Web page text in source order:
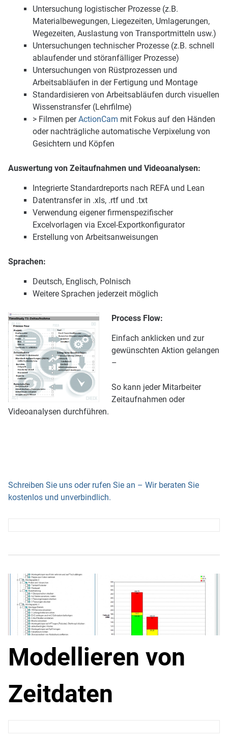
Untersuchung logistischer Prozesse (z.B.
Materialbewegungen, Liegezeiten, Umlagerungen,
Wegezeiten, Auslastung von Transportmitteln usw.)
Untersuchungen technischer Prozesse (z.B. schnell
ablaufender und störanfälliger Prozesse)
Untersuchungen von Rüstprozessen und
Arbeitsabläufen in der Fertigung und Montage
Standardisieren von Arbeitsabläufen durch visuellen
Wissenstransfer (Lehrfilme)
> Filmen perActionCam mit Fokus auf den Händen
oder nachträgliche automatische Verpixelung von
Gesichtern und Köpfen
Auswertung von Zeitaufnahmen und Videoanalysen:
Integrierte Standardreports nach REFA und Lean
Datentransfer in .xls, .rtf und .txt
Verwendung eigener firmenspezifischer
Excelvorlagen via Excel-Exportkonfigurator
Erstellung von Arbeitsanweisungen
Sprachen:
Deutsch, Englisch, Polnisch
Weitere Sprachen jederzeit möglich
Process Flow:
Einfach anklicken und zur
gewünschten Aktion gelangen
–
So kann jeder Mitarbeiter
Zeitaufnahmen oder
Videoanalysen durchführen.
Schreiben Sie uns oder rufen Sie an – Wir beraten Sie
kostenlos und unverbindlich.
Modellieren von
Zeitdaten